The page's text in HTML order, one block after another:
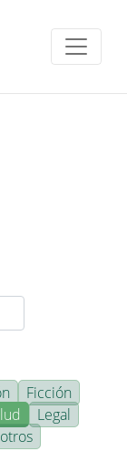
Ficción
Legal
otros